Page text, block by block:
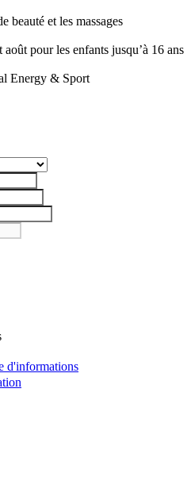
beauté et les massages
pour les enfants jusqu’à 16 ans
Energy & Sport
d'informations